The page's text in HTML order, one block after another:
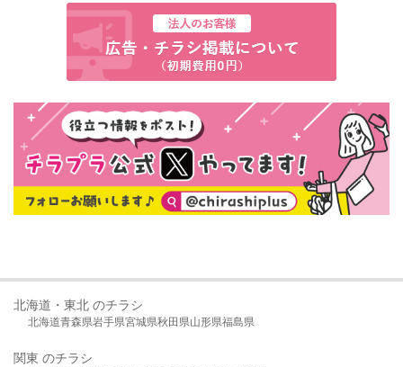
北海道・東北 のチラシ
北海道青森県岩手県宮城県秋田県山形県福島県
関東 のチラシ